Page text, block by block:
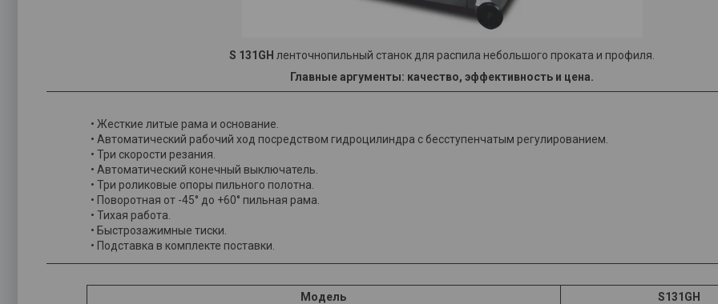
S 131GH ленточнопильный станок для распила небольшого проката и профиля.
Главные аргументы: качество, эффективность и цена.
• Жесткие литые рама и основание.
• Автоматический рабочий ход посредством гидроцилиндра с бесступенчатым регулированием.
• Три скорости резания.
• Автоматический конечный выключатель.
• Три роликовые опоры пильного полотна.
• Поворотная от -45° до +60° пильная рама.
• Тихая работа.
• Быстрозажимные тиски.
• Подставка в комплекте поставки.
Модель
S131GH